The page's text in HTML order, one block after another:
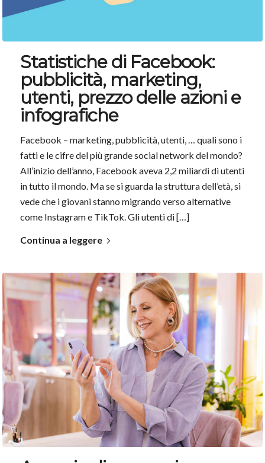
Statistiche di Facebook:
pubblicità, marketing,
utenti, prezzo delle azioni e
infografiche
Facebook – marketing, pubblicità, utenti, … quali sono i
fatti e le cifre del più grande social network del mondo?
All’inizio dell’anno, Facebook aveva 2,2 miliardi di utenti
in tutto il mondo. Ma se si guarda la struttura dell’età, si
vede che i giovani stanno migrando verso alternative
come Instagram e TikTok. Gli utenti di […]
Continua a leggere